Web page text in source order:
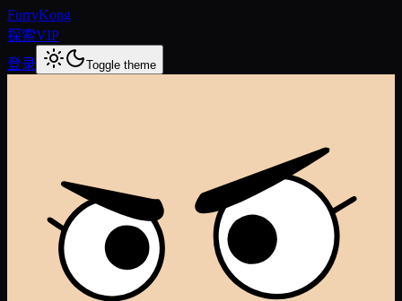
FurryKong
探索VIP
登录
Toggle theme